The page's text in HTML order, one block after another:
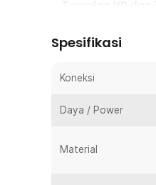
Tampilan HD dan
Kamera endoskopi
telinga dengan
Navigasi yang
endoskopi
visual juga terasa
Koneksi WiFi ke
Spesifikasi
Koneksi
Daya / Power
Material